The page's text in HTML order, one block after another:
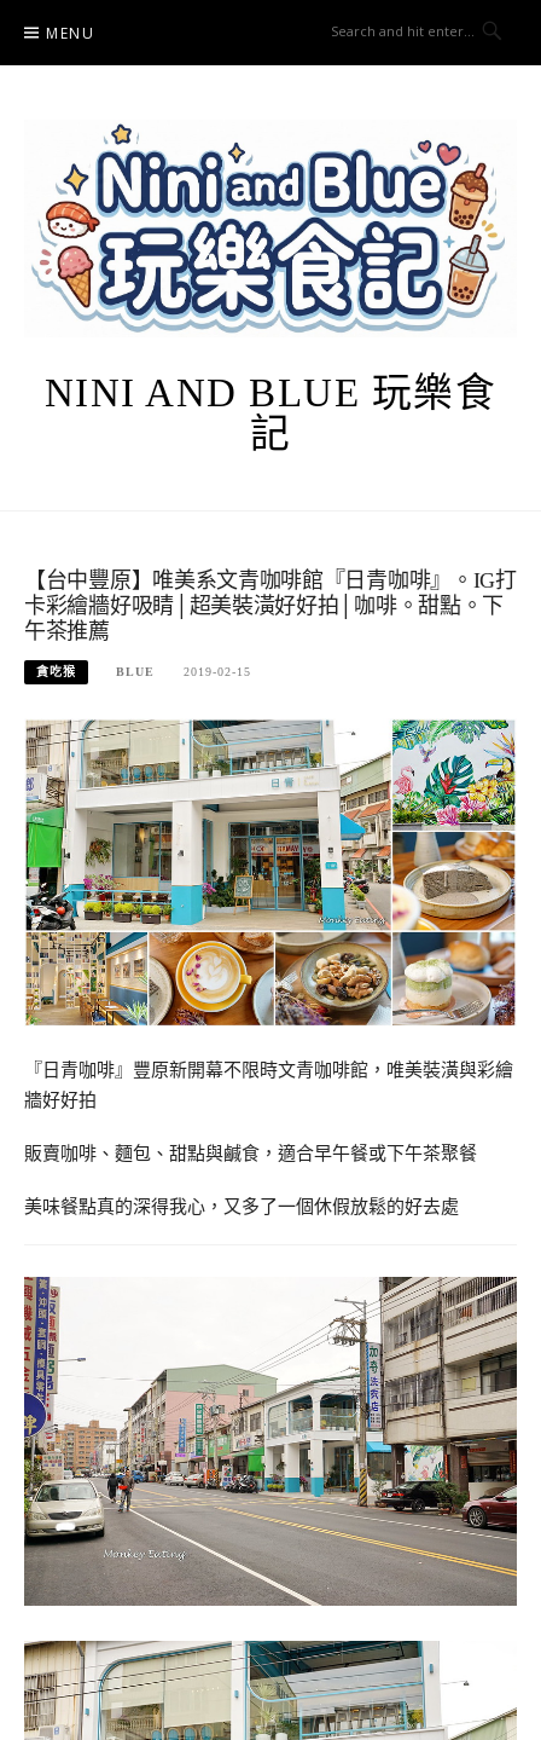
content
MENU
NINI AND BLUE 玩樂食
記
【台中豐原】唯美系文青咖啡館『日青咖啡』。IG打
卡彩繪牆好吸睛│超美裝潢好好拍│咖啡。甜點。下
午茶推薦
貪吃猴 BLUE 2019-02-15
『日青咖啡』豐原新開幕不限時文青咖啡館，唯美裝潢與彩繪
牆好好拍
販賣咖啡、麵包、甜點與鹹食，適合早午餐或下午茶聚餐
美味餐點真的深得我心，又多了一個休假放鬆的好去處